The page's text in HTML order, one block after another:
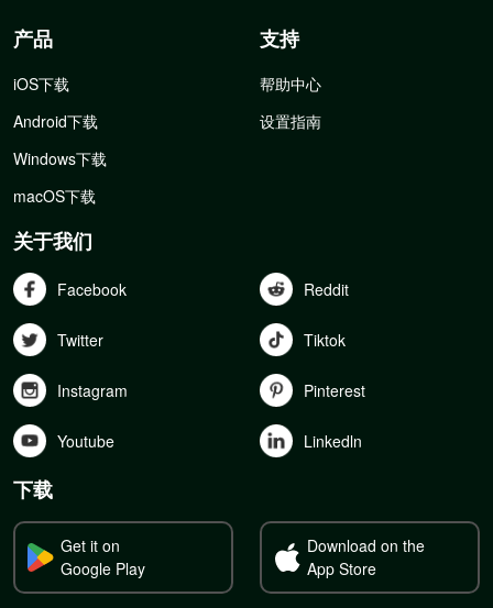
产品
iOS下载
Android下载
Windows下载
macOS下载
支持
帮助中心
设置指南
关于我们
Facebook Reddit
Twitter Tiktok
Instagram Pinterest
Youtube Linkedln
下载
Get it on
Google Play
Download on the
App Store